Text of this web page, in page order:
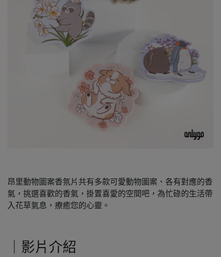
昂里動物圖案香氛片共有多款可愛動物圖案、各有對應的香
氣，挑選喜歡的香氣，掛置喜愛的空間吧，為忙碌的生活帶
入花草氣息，療癒您的心靈。
｜影片介紹